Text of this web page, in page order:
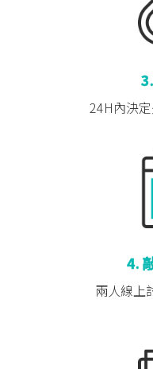
24H內決
4.
兩人線上